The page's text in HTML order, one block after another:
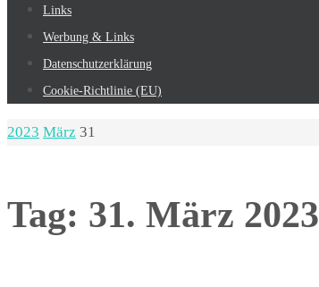
Links
Werbung & Links
Datenschutzerklärung
Cookie-Richtlinie (EU)
Start
2023 März 31
Tag: 31. März 2023